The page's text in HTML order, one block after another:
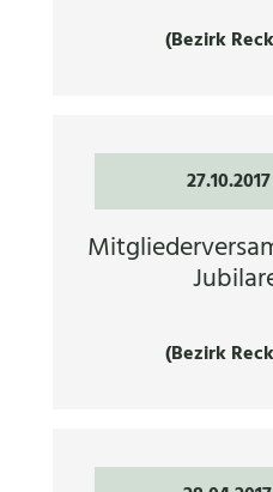
(Bezirk
27.10.2017
(Bezirk